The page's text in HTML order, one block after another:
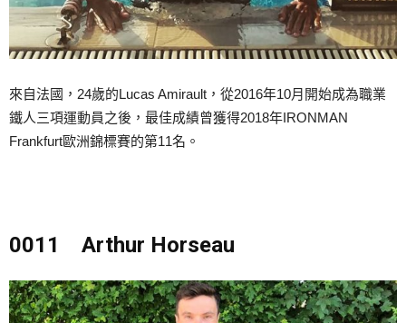
來自法國，24歲的Lucas Amirault，從2016年10月開始成為職業
鐵人三項運動員之後，最佳成績曾獲得2018年IRONMAN
Frankfurt歐洲錦標賽的第11名。
0011 Arthur Horseau